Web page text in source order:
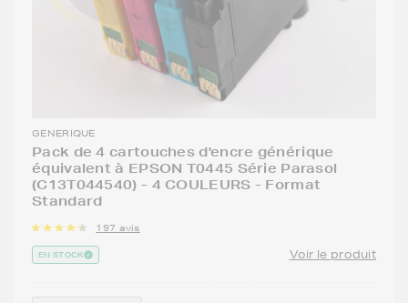
GENERIQUE
Pack de 4 cartouches d'encre générique
équivalent à EPSON T0445 Série Parasol
(C13T044540) - 4 COULEURS - Format
Standard
197 avis
EN STOCK Voir le produit